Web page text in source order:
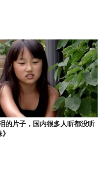
的片子，国内很多人听都没听